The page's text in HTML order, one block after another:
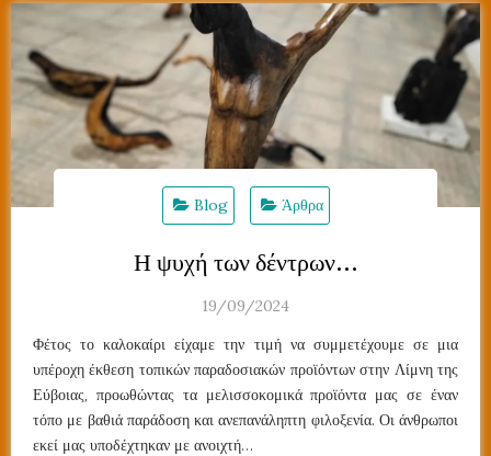
Blog Άρθρα
Η ψυχή των δέντρων…
19/09/2024
Φέτος το καλοκαίρι είχαμε την τιμή να συμμετέχουμε σε μια
υπέροχη έκθεση τοπικών παραδοσιακών προϊόντων στην Λίμνη της
Εύβοιας, προωθώντας τα μελισσοκομικά προϊόντα μας σε έναν
τόπο με βαθιά παράδοση και ανεπανάληπτη φιλοξενία. Οι άνθρωποι
εκεί μας υποδέχτηκαν με ανοιχτή…